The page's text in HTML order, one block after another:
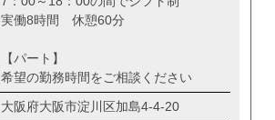
実働8時間 休憩60分
【パート】
希望の勤務時間をご相談ください
大阪府大阪市淀川区加島4-4-20